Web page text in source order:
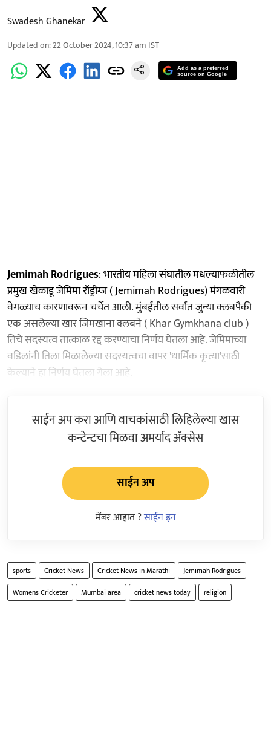
Swadesh Ghanekar
Updated on:22 October 2024, 10:37 am IST
Add as a preferred
source on Google
Jemimah Rodrigues: भारतीय महिला संघातील मधल्याफळीतील
प्रमुख खेळाडू जेमिमा रॉड्रीग्ज ( Jemimah Rodrigues) मंगळवारी
वेगळ्याच कारणावरून चर्चेत आली. मुंबईतील सर्वात जुन्या क्लबपैकी
एक असलेल्या खार जिमखाना क्लबने ( Khar Gymkhana club )
तिचे सदस्यत्व तात्काळ रद्द करण्याचा निर्णय घेतला आहे. जेमिमाच्या
वडिलांनी तिला मिळालेल्या सदस्यत्वचा वापर 'धार्मिक कृत्या'साठी
केल्याने हा निर्णय घेतला गेला आहे.
साईन अप करा आणि वाचकांसाठी लिहिलेल्या खास
कन्टेन्टचा मिळवा अमर्याद ॲक्सेस
साईन अप
मेंबर आहात ?साईन इन
sports Cricket News Cricket News in Marathi
Jemimah Rodrigues
Womens Cricketer
Mumbai area cricket news today religion